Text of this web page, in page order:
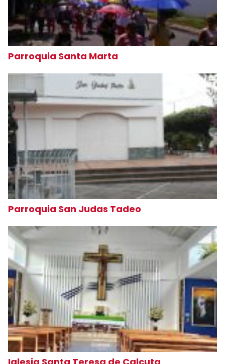
Parroquia Santa Marta
Parroquia San Judas Tadeo